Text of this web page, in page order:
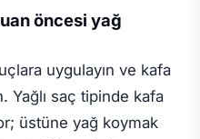
öncesi yağ
uygulayın ve kafa
Yağlı saç tipinde kafa
üstüne yağ koymak